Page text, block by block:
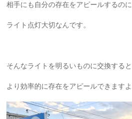
相手にも自分の存在をアピールするのに
ライト点灯大切なんです。
そんなライトを明るいものに交換すると
より効率的に存在をアピールできますよ